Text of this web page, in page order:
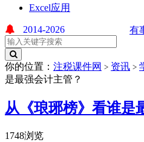
Excel应用
有
2014-2026
你的位置： 注税课件网 > 资讯 >
是最强会计主管？
从《琅琊榜》看谁是
1748浏览